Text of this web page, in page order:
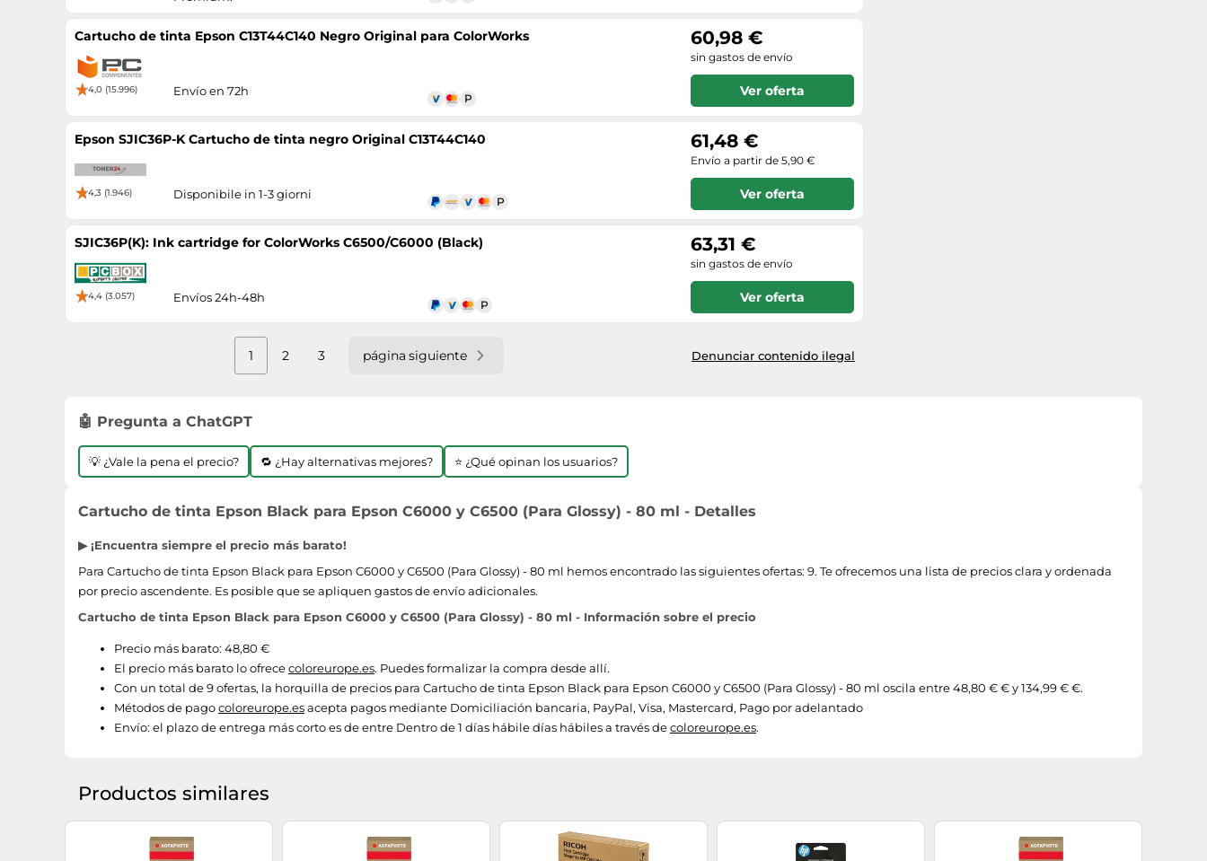
Cartucho de tinta Epson C13T44C140 Negro Original para ColorWorks
4,0 (15.996) Envío en 72h
60,98 €
sin gastos de envío
Ver oferta
Epson SJIC36P-K Cartucho de tinta negro Original C13T44C140
4,3 (1.946) Disponibile in 1-3 giorni
61,48 €
Envío a partir de 5,90 €
Ver oferta
SJIC36P(K): Ink cartridge for ColorWorks C6500/C6000 (Black)
4,4 (3.057) Envíos 24h-48h
63,31 €
sin gastos de envío
Ver oferta
1 2 3 página siguiente Denunciar contenido ilegal
🤖 Pregunta a ChatGPT
💡 ¿Vale la pena el precio? 🔁 ¿Hay alternativas mejores? ⭐ ¿Qué opinan los usuarios?
Cartucho de tinta Epson Black para Epson C6000 y C6500 (Para Glossy) - 80 ml - Detalles
▶ ¡Encuentra siempre el precio más barato!
Para Cartucho de tinta Epson Black para Epson C6000 y C6500 (Para Glossy) - 80 ml hemos encontrado las siguientes ofertas: 9. Te ofrecemos una lista de precios clara y ordenada
por precio ascendente. Es posible que se apliquen gastos de envío adicionales.
Cartucho de tinta Epson Black para Epson C6000 y C6500 (Para Glossy) - 80 ml - Información sobre el precio
Precio más barato: 48,80 €
El precio más barato lo ofrececoloreurope.es. Puedes formalizar la compra desde allí.
Con un total de 9 ofertas, la horquilla de precios para Cartucho de tinta Epson Black para Epson C6000 y C6500 (Para Glossy) - 80 ml oscila entre 48,80 € € y 134,99 € €.
Métodos de pagocoloreurope.esacepta pagos mediante Domiciliación bancaria, PayPal, Visa, Mastercard, Pago por adelantado
Envío: el plazo de entrega más corto es de entre Dentro de 1 días hábile días hábiles a través decoloreurope.es.
Productos similares